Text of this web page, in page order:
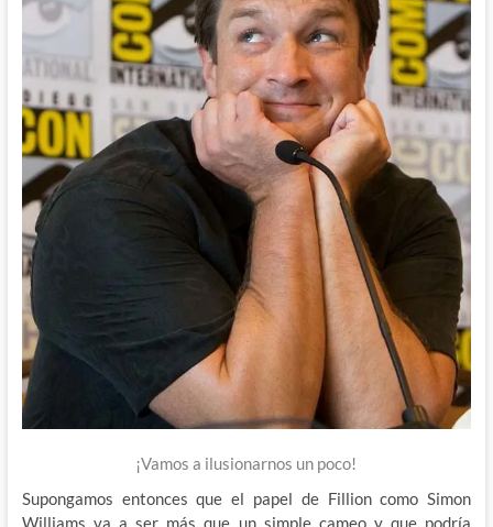
¡Vamos a ilusionarnos un poco!
Supongamos entonces que el papel de Fillion como Simon
Williams va a ser más que un simple cameo y que podría